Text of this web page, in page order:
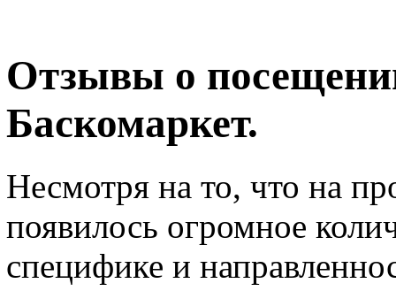
Отзывы о
Баскомаркет.
Несмотря на то, что на
появилось огромное
специфике и